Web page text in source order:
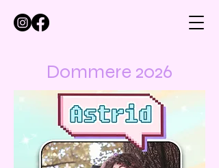
Dommere 2026